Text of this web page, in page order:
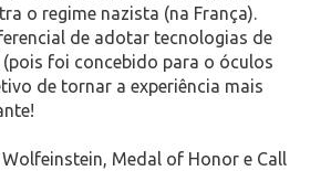
o regime nazista (na França).
de adotar tecnologias de
foi concebido para o óculos
de tornar a experiência mais
Medal of Honor e Call